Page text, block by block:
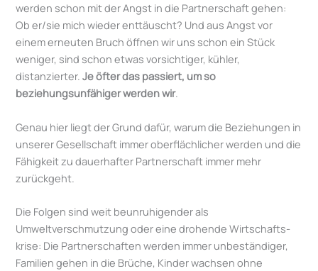
werden schon mit der Angst in die Partnerschaft gehen:
Ob er/sie mich wieder enttäuscht? Und aus Angst vor
einem erneuten Bruch öffnen wir uns schon ein Stück
weniger, sind schon etwas vorsichtiger, kühler,
distanzierter.Je öfter das passiert, um so
beziehungsunfähiger werden wir.
Genau hier liegt der Grund dafür, warum die Beziehungen in
unserer Gesellschaft immer oberflächlicher werden und die
Fähigkeit zu dauerhafter Partnerschaft immer mehr
zurückgeht.
Die Folgen sind weit beunruhigender als
Umweltverschmutzung oder eine drohende Wirtschafts­
krise: Die Partnerschaften werden immer unbeständiger,
Familien gehen in die Brüche, Kinder wachsen ohne